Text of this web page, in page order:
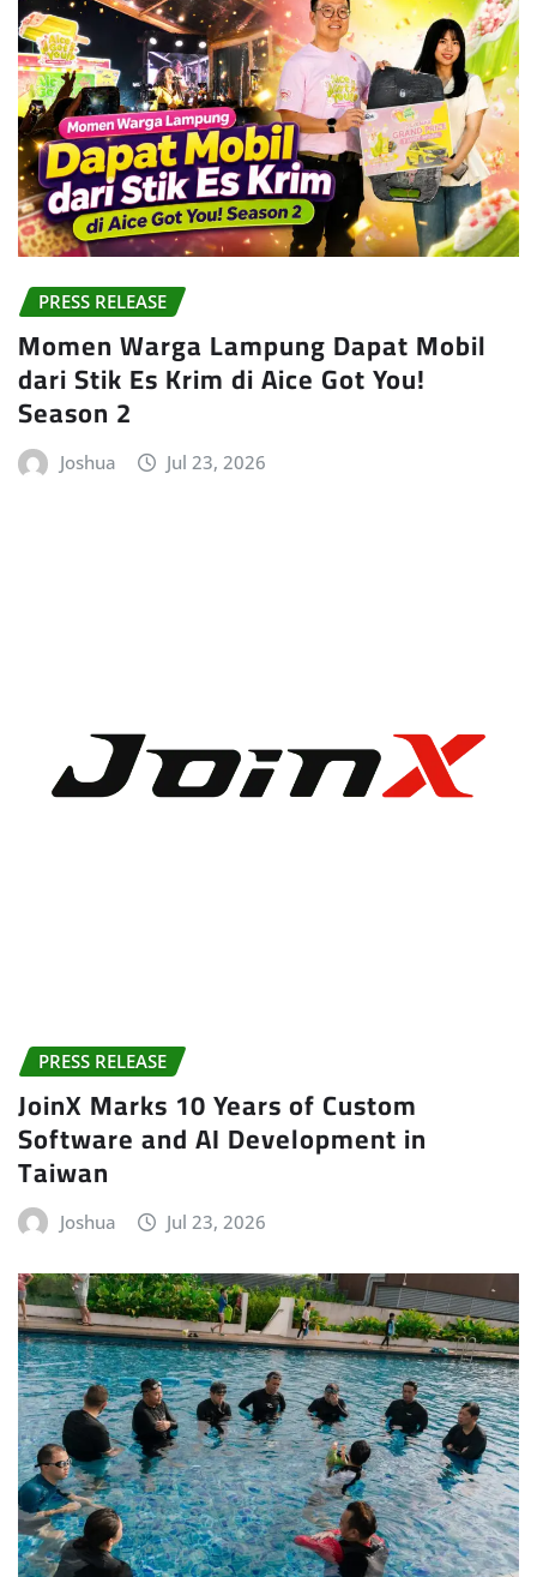
PRESS RELEASE
Momen Warga Lampung Dapat Mobil
dari Stik Es Krim di Aice Got You!
Season 2
Joshua Jul 23, 2026
PRESS RELEASE
JoinX Marks 10 Years of Custom
Software and AI Development in
Taiwan
Joshua Jul 23, 2026